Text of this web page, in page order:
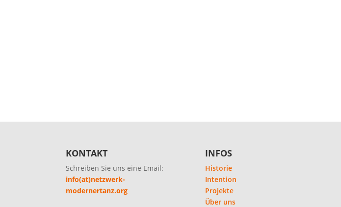
KONTAKT
Schreiben Sie uns eine Email:
info(at)netzwerk-
modernertanz.org
INFOS
Historie
Intention
Projekte
Über uns